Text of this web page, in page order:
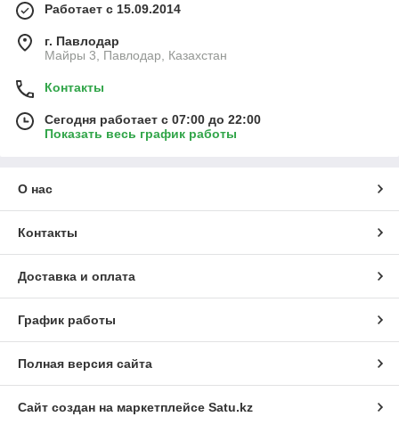
Работает с 15.09.2014
г. Павлодар
Майры 3, Павлодар, Казахстан
Контакты
Сегодня работает с 07:00 до 22:00
Показать весь график работы
О нас
Контакты
Доставка и оплата
График работы
Полная версия сайта
Сайт создан на маркетплейсе Satu.kz